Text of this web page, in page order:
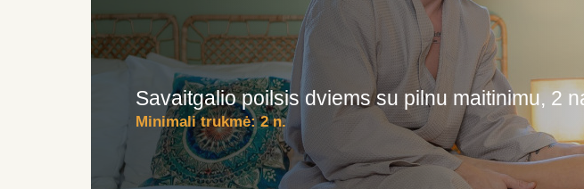
Savaitgalio poilsis dviems su pilnu maitinimu, 2
Minimali trukmė: 2 n.